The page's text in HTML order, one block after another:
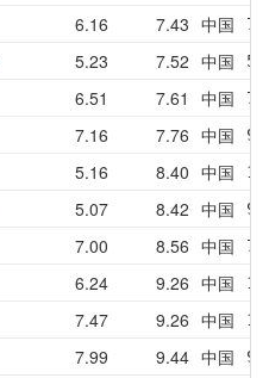
6.16 7.43 中国
5.23 7.52 中国
6.51 7.61 中国
7.16 7.76 中国
5.16 8.40 中国
5.07 8.42 中国
7.00 8.56 中国
6.24 9.26 中国
7.47 9.26 中国
7.99 9.44 中国